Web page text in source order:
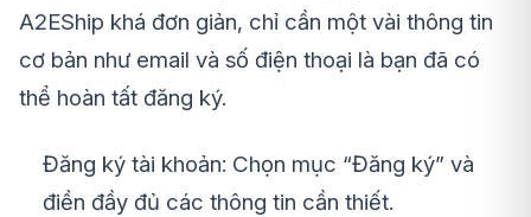
A2EShip khá đơn giản, chỉ cần một vài thông tin
cơ bản như email và số điện thoại là bạn đã có
thể hoàn tất đăng ký.
Đăng ký tài khoản: Chọn mục “Đăng ký” và
điền đầy đủ các thông tin cần thiết.